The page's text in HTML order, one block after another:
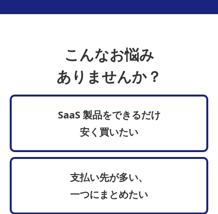
こんなお悩み
ありませんか？
SaaS 製品をできるだけ
安く買いたい
支払い先が多い、
一つにまとめたい